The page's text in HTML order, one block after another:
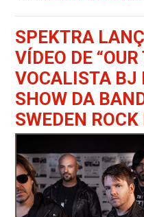
SPEKTRA
VÍDEO DE
VOCALISTA BJ
SHOW DA
SWEDEN